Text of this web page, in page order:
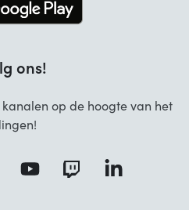
ons!
op de hoogte van het